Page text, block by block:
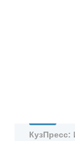
КузПресс: